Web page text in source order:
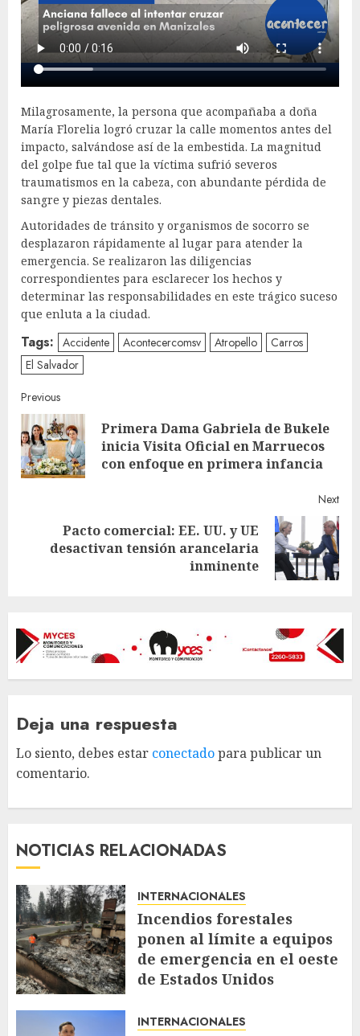
Milagrosamente, la persona que acompañaba a doña
María Florelia logró cruzar la calle momentos antes del
impacto, salvándose así de la embestida. La magnitud
del golpe fue tal que la víctima sufrió severos
traumatismos en la cabeza, con abundante pérdida de
sangre y piezas dentales.
Autoridades de tránsito y organismos de socorro se
desplazaron rápidamente al lugar para atender la
emergencia. Se realizaron las diligencias
correspondientes para esclarecer los hechos y
determinar las responsabilidades en este trágico suceso
que enluta a la ciudad.
Tags: Accidente Acontecercomsv Atropello
Carros
El Salvador
Continue
Reading
Previous
Primera Dama Gabriela de Bukele
inicia Visita Oficial en Marruecos
con enfoque en primera infancia
Next
Pacto comercial: EE. UU. y UE
desactivan tensión arancelaria
inminente
Deja una respuesta
Lo siento, debes estar conectadopara publicar un
comentario.
NOTICIAS RELACIONADAS
INTERNACIONALES
Incendios forestales
ponen al límite a equipos
de emergencia en el oeste
de Estados Unidos
INTERNACIONALES